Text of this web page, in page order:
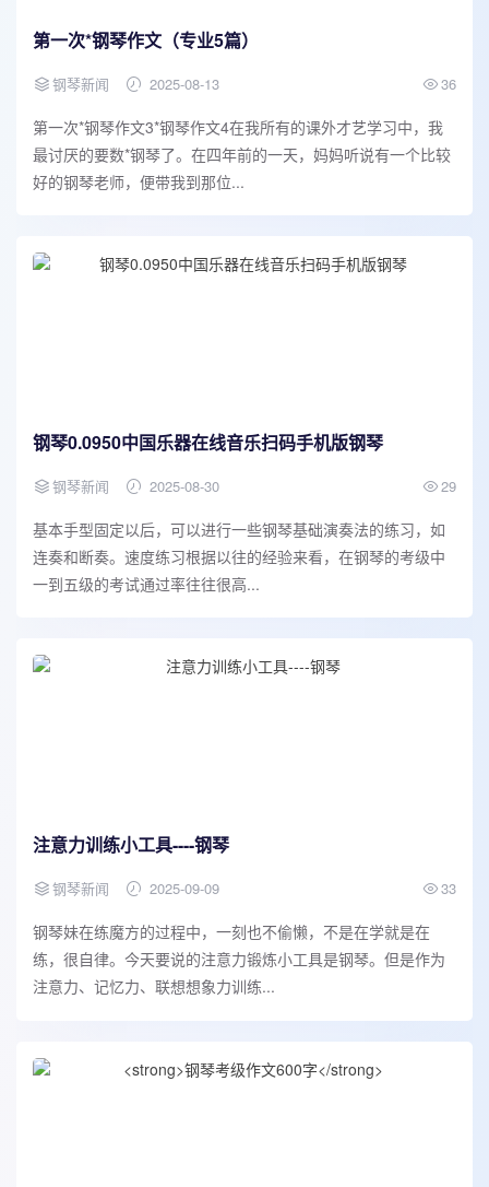
第一次*钢琴作文（专业5篇）
钢琴新闻 2025-08-13 36
第一次*钢琴作文3*钢琴作文4在我所有的课外才艺学习中，我
最讨厌的要数*钢琴了。在四年前的一天，妈妈听说有一个比较
好的钢琴老师，便带我到那位...
钢琴0.0950中国乐器在线音乐扫码手机版钢琴
钢琴新闻 2025-08-30 29
基本手型固定以后，可以进行一些钢琴基础演奏法的练习，如
连奏和断奏。速度练习根据以往的经验来看，在钢琴的考级中
一到五级的考试通过率往往很高...
注意力训练小工具----钢琴
钢琴新闻 2025-09-09 33
钢琴妹在练魔方的过程中，一刻也不偷懒，不是在学就是在
练，很自律。今天要说的注意力锻炼小工具是钢琴。但是作为
注意力、记忆力、联想想象力训练...